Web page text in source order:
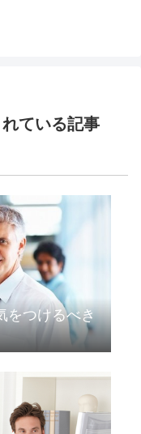
れている記事
をつけるべき